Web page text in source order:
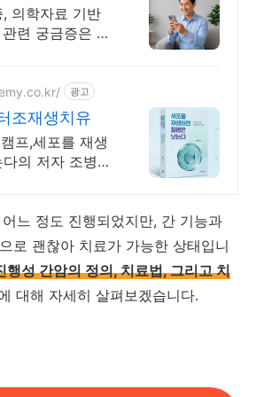
의학자료 기반
련 궁금증은 힐
광고
조재생치유
프,세포를 재생
의 저자 조병식
느 정도 진행되었지만, 간 기능과
로 괜찮아 치료가 가능한 상태입니
행성 간암의 정의, 치료법, 그리고 치
대해 자세히 살펴보겠습니다.